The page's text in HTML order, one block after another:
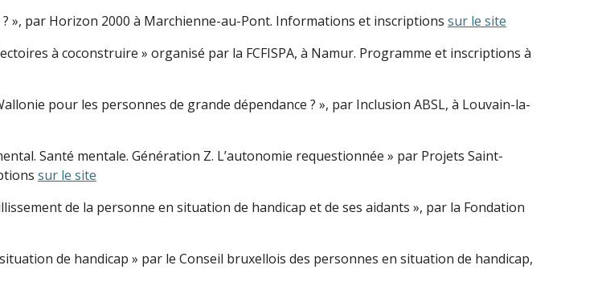
», par Horizon 2000 à Marchienne-au-Pont. Informations et inscriptions sur le site
à coconstruire » organisé par la FCFISPA, à Namur. Programme et inscriptions à
pour les personnes de grande dépendance ? », par Inclusion ABSL, à Louvain-la-
Santé mentale. Génération Z. L’autonomie requestionnée » par Projets Saint-
sur le site
de la personne en situation de handicap et de ses aidants », par la Fondation
de handicap » par le Conseil bruxellois des personnes en situation de handicap,